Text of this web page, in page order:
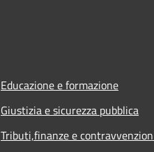
Educazione e formazione
Giustizia e sicurezza pubblica
Tributi,finanze e